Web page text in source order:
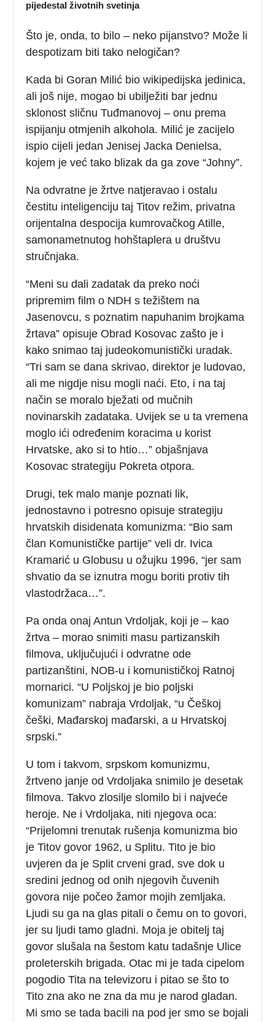
pijedestal životnih svetinja
Što je, onda, to bilo – neko pijanstvo? Može li
despotizam biti tako nelogičan?
Kada bi Goran Milić bio wikipedijska jedinica,
ali još nije, mogao bi ubilježiti bar jednu
sklonost sličnu Tuđmanovoj – onu prema
ispijanju otmjenih alkohola. Milić je zacijelo
ispio cijeli jedan Jenisej Jacka Denielsa,
kojem je već tako blizak da ga zove “Johny”.
Na odvratne je žrtve natjeravao i ostalu
čestitu inteligenciju taj Titov režim, privatna
orijentalna despocija kumrovačkog Atille,
samonametnutog hohštaplera u društvu
stručnjaka.
“Meni su dali zadatak da preko noći
pripremim film o NDH s težištem na
Jasenovcu, s poznatim napuhanim brojkama
žrtava” opisuje Obrad Kosovac zašto je i
kako snimao taj judeokomunistički uradak.
“Tri sam se dana skrivao, direktor je ludovao,
ali me nigdje nisu mogli naći. Eto, i na taj
način se moralo bježati od mučnih
novinarskih zadataka. Uvijek se u ta vremena
moglo ići određenim koracima u korist
Hrvatske, ako si to htio…” objašnjava
Kosovac strategiju Pokreta otpora.
Drugi, tek malo manje poznati lik,
jednostavno i potresno opisuje strategiju
hrvatskih disidenata komunizma: “Bio sam
član Komunističke partije” veli dr. Ivica
Kramarić u Globusu u ožujku 1996, “jer sam
shvatio da se iznutra mogu boriti protiv tih
vlastodržaca…”.
Pa onda onaj Antun Vrdoljak, koji je – kao
žrtva – morao snimiti masu partizanskih
filmova, uključujući i odvratne ode
partizanštini, NOB-u i komunističkoj Ratnoj
mornarici. “U Poljskoj je bio poljski
komunizam” nabraja Vrdoljak, “u Češkoj
češki, Mađarskoj mađarski, a u Hrvatskoj
srpski.”
U tom i takvom, srpskom komunizmu,
žrtveno janje od Vrdoljaka snimilo je desetak
filmova. Takvo zlosilje slomilo bi i najveće
heroje. Ne i Vrdoljaka, niti njegova oca:
“Prijelomni trenutak rušenja komunizma bio
je Titov govor 1962, u Splitu. Tito je bio
uvjeren da je Split crveni grad, sve dok u
sredini jednog od onih njegovih čuvenih
govora nije počeo žamor mojih zemljaka.
Ljudi su ga na glas pitali o čemu on to govori,
jer su ljudi tamo gladni. Moja je obitelj taj
govor slušala na šestom katu tadašnje Ulice
proleterskih brigada. Otac mi je tada cipelom
pogodio Tita na televizoru i pitao se što to
Tito zna ako ne zna da mu je narod gladan.
Mi smo se tada bacili na pod jer smo se bojali